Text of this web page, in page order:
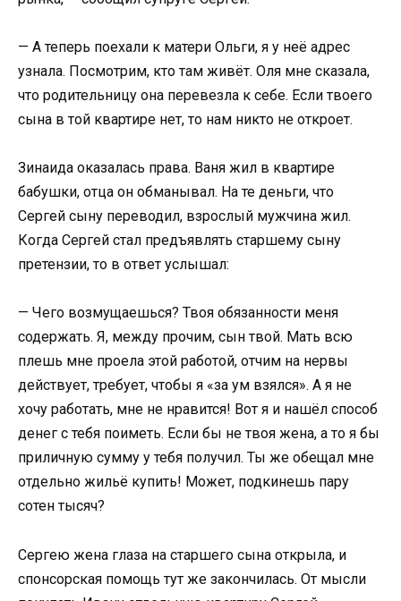
— А теперь поехали к матери Ольги, я у неё адрес
узнала. Посмотрим, кто там живёт. Оля мне сказала,
что родительницу она перевезла к себе. Если твоего
сына в той квартире нет, то нам никто не откроет.
Зинаида оказалась права. Ваня жил в квартире
бабушки, отца он обманывал. На те деньги, что
Сергей сыну переводил, взрослый мужчина жил.
Когда Сергей стал предъявлять старшему сыну
претензии, то в ответ услышал:
— Чего возмущаешься? Твоя обязанности меня
содержать. Я, между прочим, сын твой. Мать всю
плешь мне проела этой работой, отчим на нервы
действует, требует, чтобы я «за ум взялся». А я не
хочу работать, мне не нравится! Вот я и нашёл способ
денег с тебя поиметь. Если бы не твоя жена, а то я бы
приличную сумму у тебя получил. Ты же обещал мне
отдельно жильё купить! Может, подкинешь пару
сотен тысяч?
Сергею жена глаза на старшего сына открыла, и
спонсорская помощь тут же закончилась. От мысли